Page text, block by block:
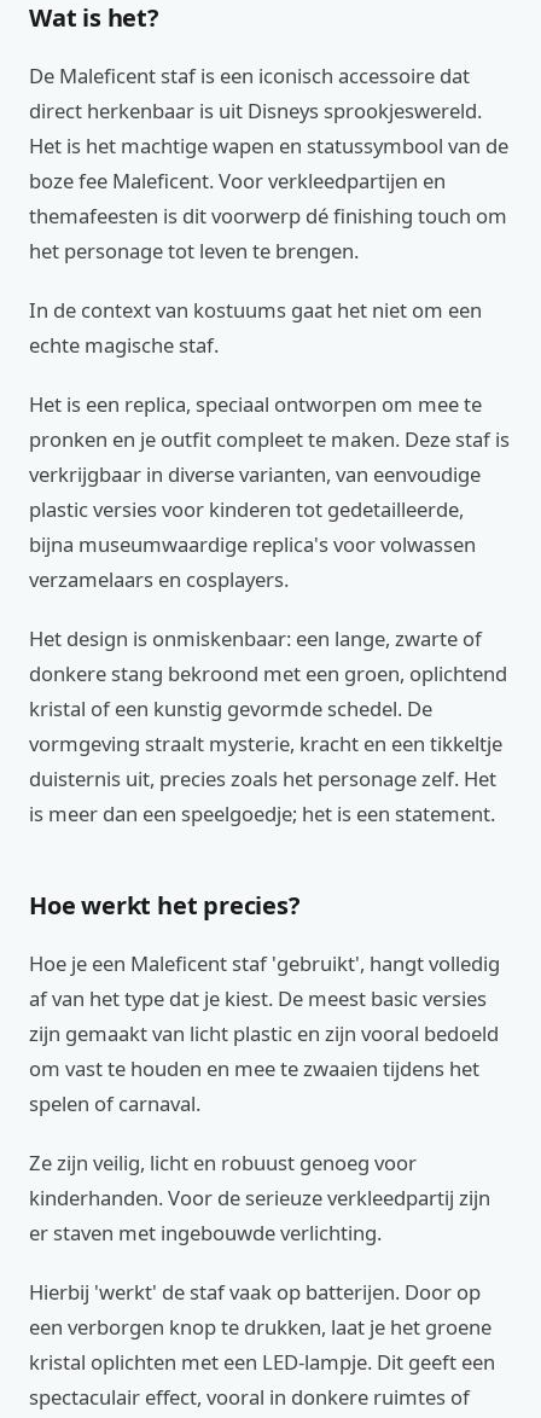
Wat is het?
De Maleficent staf is een iconisch accessoire dat
direct herkenbaar is uit Disneys sprookjeswereld.
Het is het machtige wapen en statussymbool van de
boze fee Maleficent. Voor verkleedpartijen en
themafeesten is dit voorwerp dé finishing touch om
het personage tot leven te brengen.
In de context van kostuums gaat het niet om een
echte magische staf.
Het is een replica, speciaal ontworpen om mee te
pronken en je outfit compleet te maken. Deze staf is
verkrijgbaar in diverse varianten, van eenvoudige
plastic versies voor kinderen tot gedetailleerde,
bijna museumwaardige replica's voor volwassen
verzamelaars en cosplayers.
Het design is onmiskenbaar: een lange, zwarte of
donkere stang bekroond met een groen, oplichtend
kristal of een kunstig gevormde schedel. De
vormgeving straalt mysterie, kracht en een tikkeltje
duisternis uit, precies zoals het personage zelf. Het
is meer dan een speelgoedje; het is een statement.
Hoe werkt het precies?
Hoe je een Maleficent staf 'gebruikt', hangt volledig
af van het type dat je kiest. De meest basic versies
zijn gemaakt van licht plastic en zijn vooral bedoeld
om vast te houden en mee te zwaaien tijdens het
spelen of carnaval.
Ze zijn veilig, licht en robuust genoeg voor
kinderhanden. Voor de serieuze verkleedpartij zijn
er staven met ingebouwde verlichting.
Hierbij 'werkt' de staf vaak op batterijen. Door op
een verborgen knop te drukken, laat je het groene
kristal oplichten met een LED-lampje. Dit geeft een
spectaculair effect, vooral in donkere ruimtes of